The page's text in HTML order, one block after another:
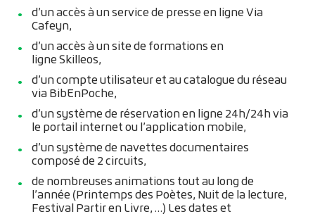
d’un accès à un service de presse en ligne Via
Cafeyn,
d’un accès à un site de formations en
ligne Skilleos,
d’un compte utilisateur et au catalogue du réseau
via BibEnPoche,
d’un système de réservation en ligne 24h/24h via
le portail internet ou l’application mobile,
d’un système de navettes documentaires
composé de 2 circuits,
de nombreuses animations tout au long de
l’année (Printemps des Poètes, Nuit de la lecture,
Festival Partir en Livre, …)Les dates et